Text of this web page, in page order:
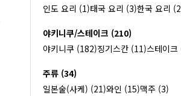
인도 요리 (1)태국 요리 (3)한국 요리
야키니쿠/스테이크 (210)
야키니쿠 (182)징기스칸 (11)스테이
주류 (34)
일본술(사케) (21)와인 (15)맥주 (3)